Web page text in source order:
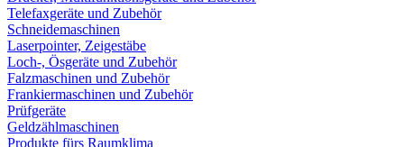
Telefaxgeräte und Zubehör
Schneidemaschinen
Laserpointer, Zeigestäbe
Loch-, Ösgeräte und Zubehör
Falzmaschinen und Zubehör
Frankiermaschinen und Zubehör
Prüfgeräte
Geldzählmaschinen
Produkte fürs Raumklima